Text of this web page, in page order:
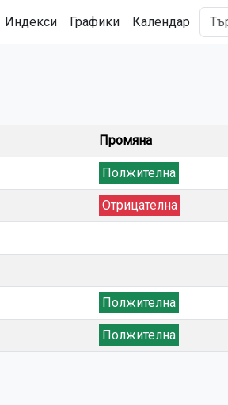
Индекси Графики Календар
Промяна
Полжителна
Отрицателна
Полжителна
Полжителна